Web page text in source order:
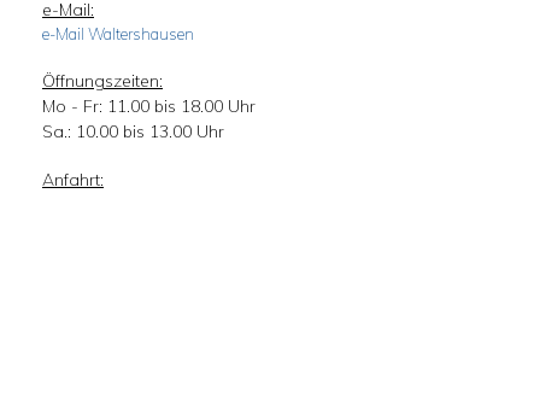
e-Mail:
e-Mail Waltershausen
Öffnungszeiten:
Mo - Fr: 11.00 bis 18.00 Uhr
Sa.: 10.00 bis 13.00 Uhr
Anfahrt: